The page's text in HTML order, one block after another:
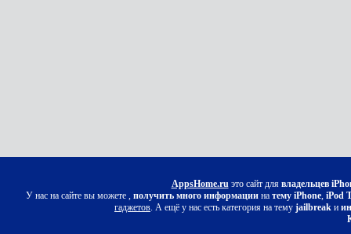
AppsHome.ruэто сайт для владельцев
У нас на сайте вы можете , получить много информациина тему iPhone,iPod
гаджетов. А ещё у нас есть категория на тему jailbreak и